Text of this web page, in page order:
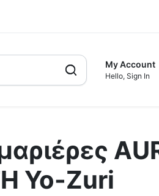
My Account
Hello, Sign In
Yo-Zuri